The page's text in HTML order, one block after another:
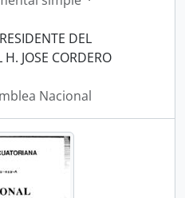
DEL
JOSE CORDERO
Nacional